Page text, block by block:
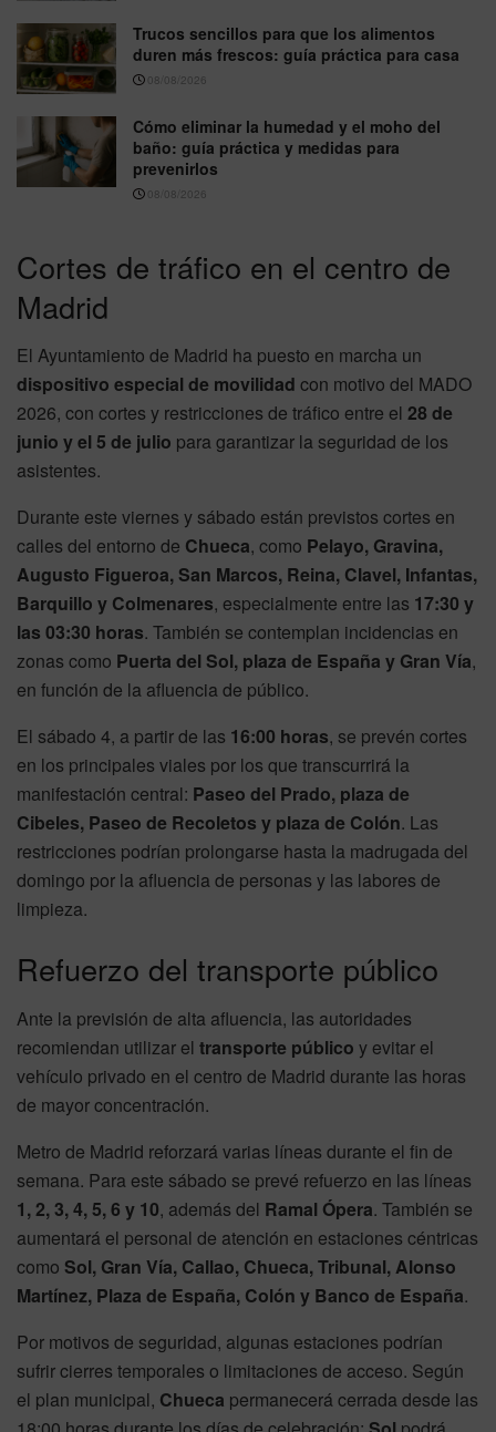
Trucos sencillos para que los alimentos
duren más frescos: guía práctica para casa
08/08/2026
Cómo eliminar la humedad y el moho del
baño: guía práctica y medidas para
prevenirlos
08/08/2026
Cortes de tráfico en el centro de
Madrid
El Ayuntamiento de Madrid ha puesto en marcha un
dispositivo especial de movilidad con motivo del MADO
2026, con cortes y restricciones de tráfico entre el 28 de
junio y el 5 de julio para garantizar la seguridad de los
asistentes.
Durante este viernes y sábado están previstos cortes en
calles del entorno de Chueca, como Pelayo, Gravina,
Augusto Figueroa, San Marcos, Reina, Clavel, Infantas,
Barquillo y Colmenares, especialmente entre las 17:30 y
las 03:30 horas. También se contemplan incidencias en
zonas como Puerta del Sol, plaza de España y Gran Vía,
en función de la afluencia de público.
El sábado 4, a partir de las 16:00 horas, se prevén cortes
en los principales viales por los que transcurrirá la
manifestación central: Paseo del Prado, plaza de
Cibeles, Paseo de Recoletos y plaza de Colón. Las
restricciones podrían prolongarse hasta la madrugada del
domingo por la afluencia de personas y las labores de
limpieza.
Refuerzo del transporte público
Ante la previsión de alta afluencia, las autoridades
recomiendan utilizar el transporte público y evitar el
vehículo privado en el centro de Madrid durante las horas
de mayor concentración.
Metro de Madrid reforzará varias líneas durante el fin de
semana. Para este sábado se prevé refuerzo en las líneas
1, 2, 3, 4, 5, 6 y 10, además del Ramal Ópera. También se
aumentará el personal de atención en estaciones céntricas
como Sol, Gran Vía, Callao, Chueca, Tribunal, Alonso
Martínez, Plaza de España, Colón y Banco de España.
Por motivos de seguridad, algunas estaciones podrían
sufrir cierres temporales o limitaciones de acceso. Según
el plan municipal, Chueca permanecerá cerrada desde las